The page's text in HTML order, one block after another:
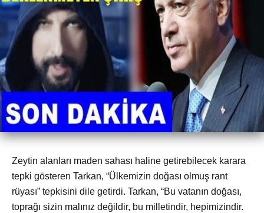
Zeytin alanları maden sahası haline getirebilecek karara
tepki gösteren Tarkan, “Ülkemizin doğası olmuş rant
rüyası” tepkisini dile getirdi. Tarkan, “Bu vatanın doğası,
toprağı sizin malınız değildir, bu milletindir, hepimizindir.